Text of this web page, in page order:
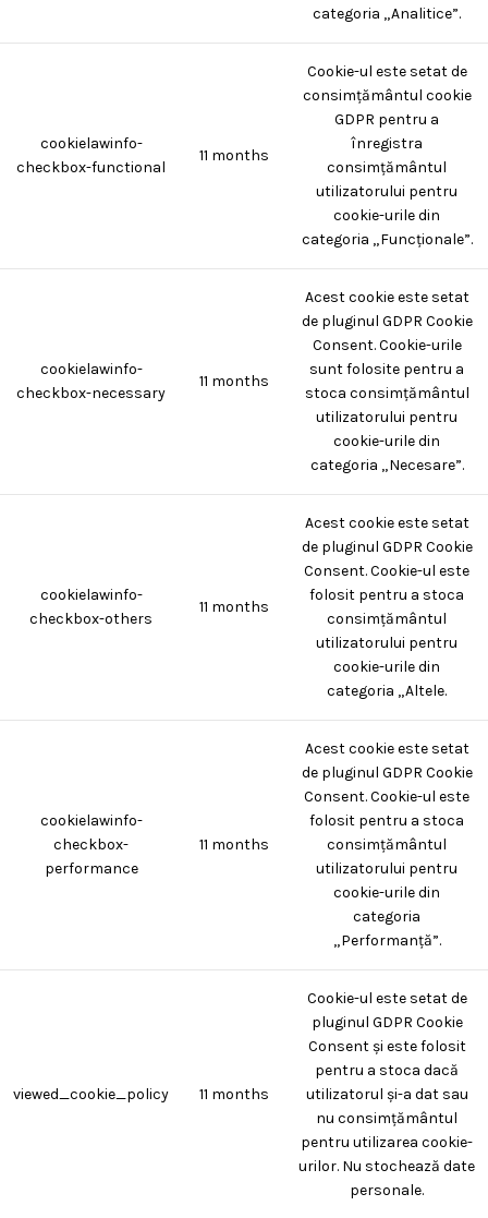
categoria „Analitice”.
cookielawinfo-
checkbox-functional
11 months
Cookie-ul este setat de
consimțământul cookie
GDPR pentru a
înregistra
consimțământul
utilizatorului pentru
cookie-urile din
categoria „Funcționale”.
cookielawinfo-
checkbox-necessary
11 months
Acest cookie este setat
de pluginul GDPR Cookie
Consent. Cookie-urile
sunt folosite pentru a
stoca consimțământul
utilizatorului pentru
cookie-urile din
categoria „Necesare”.
cookielawinfo-
checkbox-others
11 months
Acest cookie este setat
de pluginul GDPR Cookie
Consent. Cookie-ul este
folosit pentru a stoca
consimțământul
utilizatorului pentru
cookie-urile din
categoria „Altele.
cookielawinfo-
checkbox-
performance
11 months
Acest cookie este setat
de pluginul GDPR Cookie
Consent. Cookie-ul este
folosit pentru a stoca
consimțământul
utilizatorului pentru
cookie-urile din
categoria
„Performanță”.
viewed_cookie_policy 11 months
Cookie-ul este setat de
pluginul GDPR Cookie
Consent și este folosit
pentru a stoca dacă
utilizatorul și-a dat sau
nu consimțământul
pentru utilizarea cookie-
urilor. Nu stochează date
personale.